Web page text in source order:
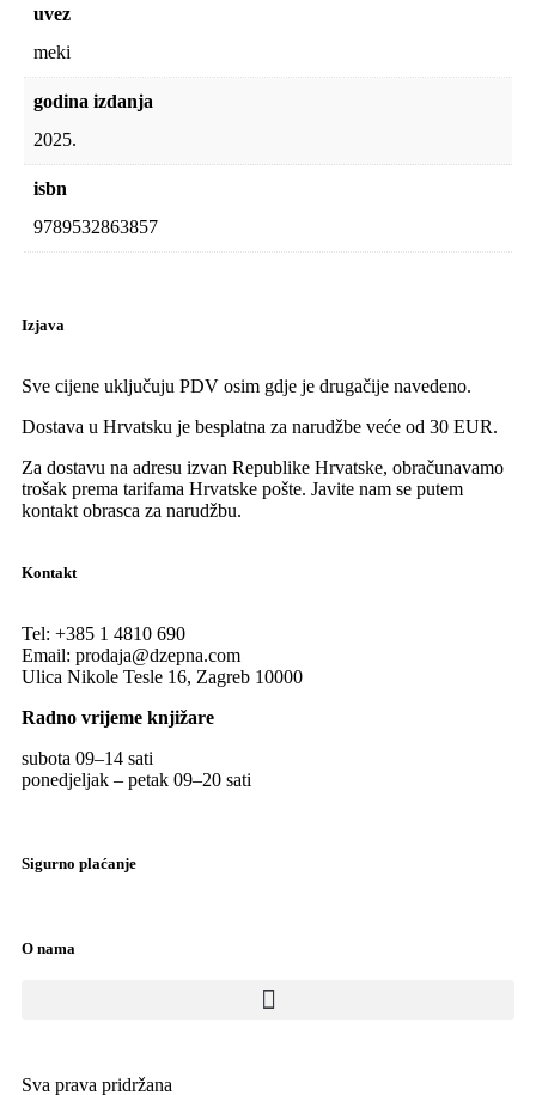
uvez
meki
godina izdanja
2025.
isbn
9789532863857
Izjava
Sve cijene uključuju PDV osim gdje je drugačije navedeno.
Dostava u Hrvatsku je besplatna za narudžbe veće od 30 EUR.
Za dostavu na adresu izvan Republike Hrvatske, obračunavamo
trošak prema tarifama Hrvatske pošte. Javite nam se putem
kontakt obrasca za narudžbu.
Kontakt
Tel: +385 1 4810 690
Email: prodaja@dzepna.com
Ulica Nikole Tesle 16, Zagreb 10000
Radno vrijeme knjižare
subota 09–14 sati
ponedjeljak – petak 09–20 sati
Sigurno plaćanje
O nama
Sva prava pridržana